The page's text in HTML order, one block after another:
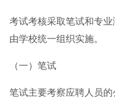
考试考核采取笔试和专
由学校统一组织实施。
（一）笔试
笔试主要考察应聘人员